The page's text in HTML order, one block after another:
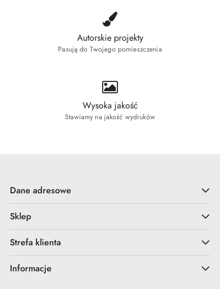
Autorskie projekty
Pasują do Twojego pomieszczenia
Wysoka jakość
Stawiamy na jakość wydruków
Dane adresowe
Sklep
Strefa klienta
Informacje